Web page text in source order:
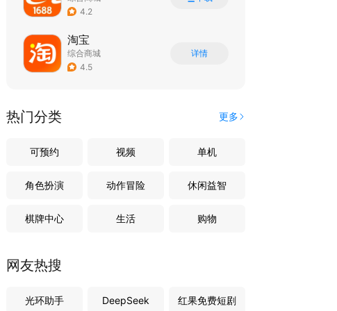
4.2
淘宝
综合商城
4.5
详情
热门分类 更多
可预约 视频 单机
角色扮演 动作冒险 休闲益智
棋牌中心 生活 购物
网友热搜
光环助手 DeepSeek 红果免费短剧